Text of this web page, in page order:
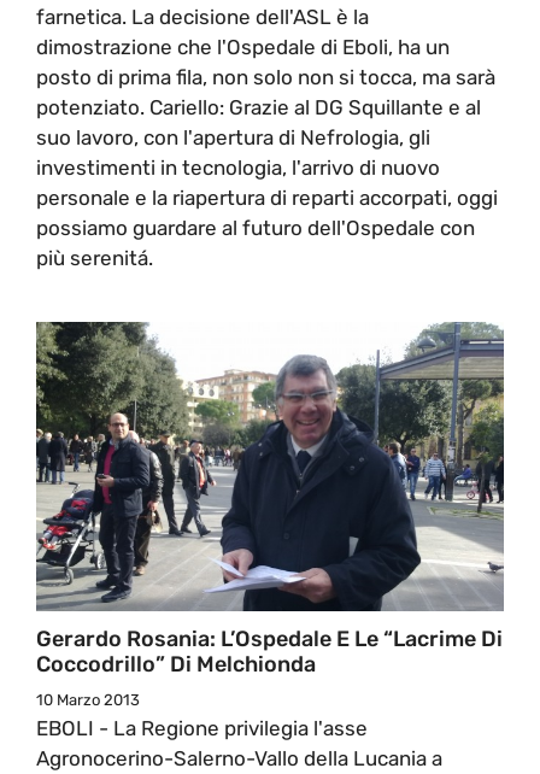
farnetica. La decisione dell'ASL è la
dimostrazione che l'Ospedale di Eboli, ha un
posto di prima fila, non solo non si tocca, ma sarà
potenziato. Cariello: Grazie al DG Squillante e al
suo lavoro, con l'apertura di Nefrologia, gli
investimenti in tecnologia, l'arrivo di nuovo
personale e la riapertura di reparti accorpati, oggi
possiamo guardare al futuro dell'Ospedale con
più serenitá.
Gerardo Rosania: L’Ospedale E Le “Lacrime Di
Coccodrillo” Di Melchionda
10 Marzo 2013
EBOLI - La Regione privilegia l'asse
Agronocerino-Salerno-Vallo della Lucania a